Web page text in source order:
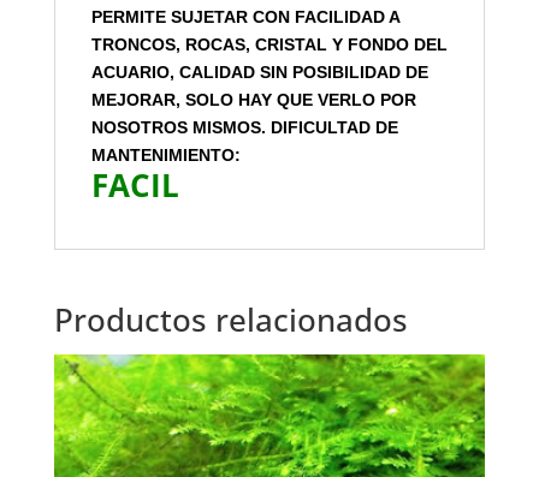
PERMITE SUJETAR CON FACILIDAD A
TRONCOS, ROCAS, CRISTAL Y FONDO DEL
ACUARIO, CALIDAD SIN POSIBILIDAD DE
MEJORAR, SOLO HAY QUE VERLO POR
NOSOTROS MISMOS. DIFICULTAD DE
MANTENIMIENTO:
FACIL
Productos relacionados